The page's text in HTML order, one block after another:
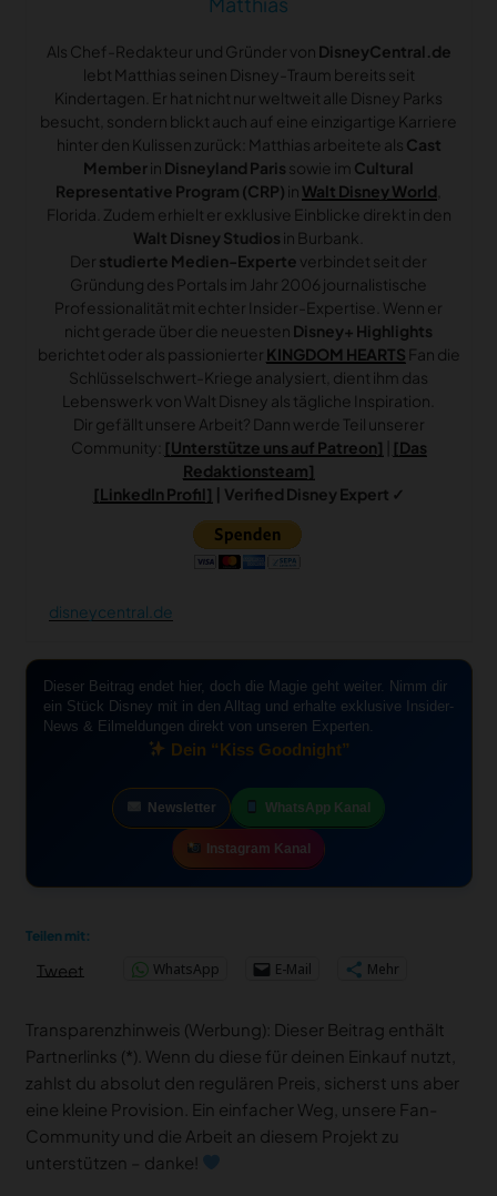
Als Chef-Redakteur und Gründer von DisneyCentral.de
lebt Matthias seinen Disney-Traum bereits seit
Kindertagen. Er hat nicht nur weltweit alle Disney Parks
besucht, sondern blickt auch auf eine einzigartige Karriere
hinter den Kulissen zurück: Matthias arbeitete als Cast
Memberin Disneyland Paris sowie im Cultural
Representative Program (CRP) in Walt Disney World
Florida. Zudem erhielt er exklusive Einblicke direkt in den
Walt Disney Studios in Burbank.
Der studierte Medien-Experte verbindet seit der
Gründung des Portals im Jahr 2006 journalistische
Professionalität mit echter Insider-Expertise. Wenn er
nicht gerade über die neuesten Disney+ Highlights
berichtet oder als passionierter KINGDOM HEARTS Fan die
Schlüsselschwert-Kriege analysiert, dient ihm das
Lebenswerk von Walt Disney als tägliche Inspiration.
Dir gefällt unsere Arbeit? Dann werde Teil unserer
Community: [Unterstütze uns auf Patreon]
[Das
Redaktionsteam]
[LinkedIn Profil] | Verified Disney Expert ✓
disneycentral.de
Dieser Beitrag endet hier, doch die Magie geht weiter. Nimm dir
ein Stück Disney mit in den Alltag und erhalte exklusive Insider-
News & Eilmeldungen direkt von unseren Experten.
Dein “Kiss Goodnight”
Newsletter WhatsApp Kanal
Instagram Kanal
Teilen mit:
Tweet WhatsApp E-Mail Mehr
Transparenzhinweis (Werbung): Dieser Beitrag enthält
Partnerlinks (*). Wenn du diese für deinen Einkauf nutzt,
zahlst du absolut den regulären Preis, sicherst uns aber
eine kleine Provision. Ein einfacher Weg, unsere Fan-
Community und die Arbeit an diesem Projekt zu
unterstützen – danke!